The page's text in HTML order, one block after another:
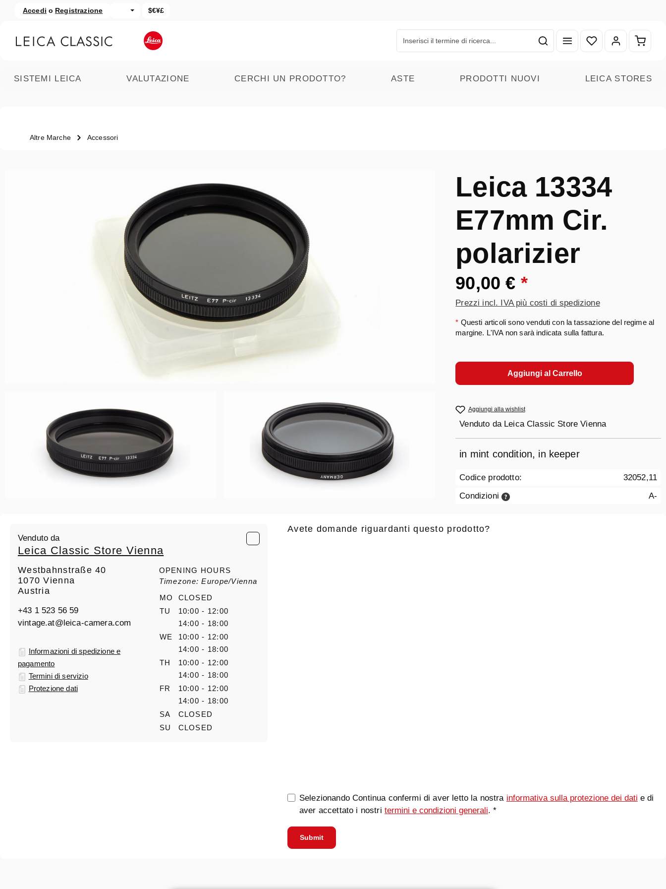
al contenuto principale
Salta alla ricerca
Accedi o Registrazione $€¥£
Hai 0 articoli nella lista
SISTEMI LEICA VALUTAZIONE CERCHI UN PRODOTTO? ASTE PRODOTTI NUOVI LEICA STORES
Altre Marche Accessori
Leica 13334
E77mm Cir.
polarizier
90,00 € *
Prezzi incl. IVA più costi di spedizione
* Questi articoli sono venduti con la tassazione del regime al
margine. L'IVA non sarà indicata sulla fattura.
Aggiungi al Carrello
Aggiungi alla wishlist
Venduto da Leica Classic Store Vienna
in mint condition, in keeper
Codice prodotto:
32052,11
Condizioni
A-
Venduto da
Leica Classic Store Vienna
Westbahnstraße 40
1070 Vienna
Austria
+43 1 523 56 59
vintage.at@leica-camera.com
Informazioni di spedizione e
pagamento
Termini di servizio
Protezione dati
OPENING HOURS
Timezone: Europe/Vienna
MO
CLOSED
TU
10:00 - 12:00
14:00 - 18:00
WE
10:00 - 12:00
14:00 - 18:00
TH
10:00 - 12:00
14:00 - 18:00
FR
10:00 - 12:00
14:00 - 18:00
SA
CLOSED
SU
CLOSED
Avete domande riguardanti questo prodotto?
Selezionando Continua confermi di aver letto la nostra informativa sulla protezione dei dati e di
aver accettato i nostri termini e condizioni generali. *
Submit